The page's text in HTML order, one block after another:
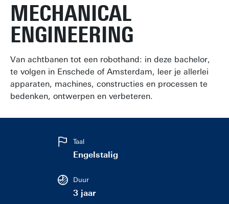
MECHANICAL
ENGINEERING
Van achtbanen tot een robothand: in deze bachelor,
te volgen in Enschede of Amsterdam, leer je allerlei
apparaten, machines, constructies en processen te
bedenken, ontwerpen en verbeteren.
Taal
Engelstalig
Duur
3 jaar